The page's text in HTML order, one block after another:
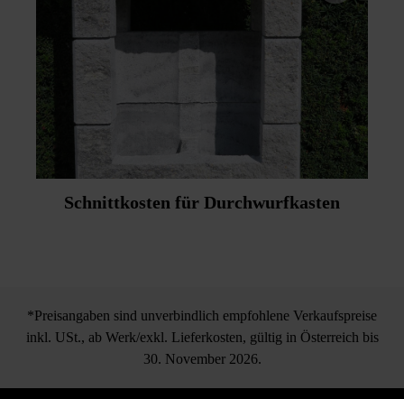
Schnittkosten für Durchwurfkasten
*Preisangaben sind unverbindlich empfohlene Verkaufspreise
inkl. USt., ab Werk/exkl. Lieferkosten, gültig in Österreich bis
30. November 2026.